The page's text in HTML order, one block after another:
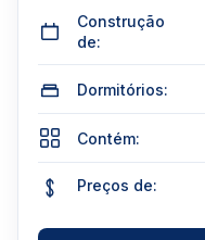
Construção
de:
Dormitórios:
Contém:
Preços de: